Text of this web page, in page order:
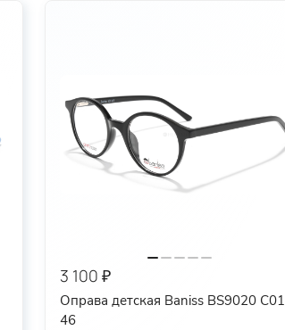
3 100 ₽
Оправа детская Baniss BS9020 C01
46